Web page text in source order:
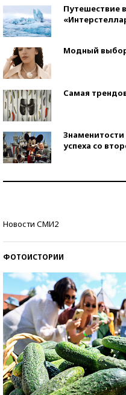
Путешествие
Модный
Самая
успеха со
Новости СМИ2
ФОТОИСТОРИИ